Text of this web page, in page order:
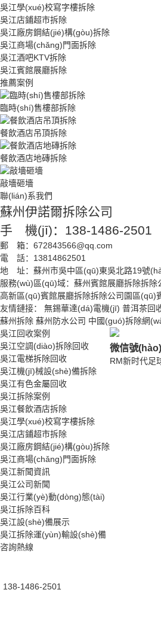
吳江學(xué)校寫字樓拆除
吳江店鋪超市拆除
吳江廠房鋼結(jié)構(gòu)拆除
吳江商場(chǎng)門面拆除
吳江酒吧KTV拆除
吳江賓館展廳拆除
推薦案例
臨時(shí)售樓部拆除
餐飲酒店吊頂拆除
餐飲酒店地磚拆除
敲墻砸墻
聯(lián)系我們
蘇州伊諾爾拆除公司
手 機(jī)：138-1486-2501
郵 箱：672843566@qq.com
電 話：13814862501
地 址：蘇州市吳中區(qū)東吳北路19號
服務(wù)區(qū)域： 蘇州賓館展廳拆除拆除
高新區(qū)賓館展廳拆除拆除公司 園區(qū)
友情鏈接：
無錫華達(dá)電機(jī) 普洱茶回
蘇州拆除 蘇州防水公司 中國(guó)拆除網
吳江回收案例
吳江空調(diào)拆除回收
吳江電梯拆除回收
吳江機(jī)械設(shè)備拆除
吳江有色金屬回收
吳江拆除案例
吳江餐飲酒店拆除
吳江學(xué)校寫字樓拆除
吳江店鋪超市拆除
吳江廠房鋼結(jié)構(gòu)拆除
吳江商場(chǎng)門面拆除
吳江新聞資訊
吳江公司新聞
吳江行業(yè)動(dòng)態(tài)
吳江拆除百科
吳江設(shè)備展示
吳江拆除運(yùn)輸設(shè)備
咨詢熱線
138-1486-2501
微信號(hào)
RM新时代足